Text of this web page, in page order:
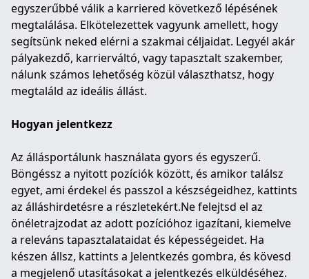
egyszerűbbé válik a karriered következő lépésének
megtalálása. Elkötelezettek vagyunk amellett, hogy
segítsünk neked elérni a szakmai céljaidat. Legyél akár
pályakezdő, karrierváltó, vagy tapasztalt szakember,
nálunk számos lehetőség közül választhatsz, hogy
megtaláld az ideális állást.
Hogyan jelentkezz
Az állásportálunk használata gyors és egyszerű.
Böngéssz a nyitott pozíciók között, és amikor találsz
egyet, ami érdekel és passzol a készségeidhez, kattints
az álláshirdetésre a részletekért.Ne felejtsd el az
önéletrajzodat az adott pozícióhoz igazítani, kiemelve
a releváns tapasztalataidat és képességeidet. Ha
készen állsz, kattints a Jelentkezés gombra, és kövesd
a megjelenő utasításokat a jelentkezés elküldéséhez.